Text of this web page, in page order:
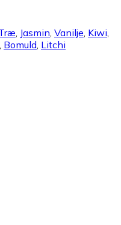
Jasmin Vanilje Kiwi
Bomuld Litchi